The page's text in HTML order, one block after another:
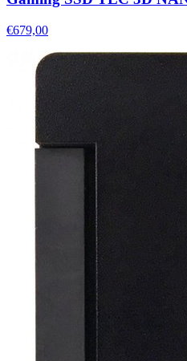
€679,00